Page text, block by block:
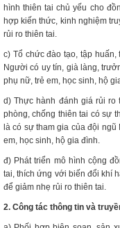
hình thiên tai chủ yếu cho
hợp kiến thức, kinh nghiệm
rủi ro thiên tai.
c) Tổ chức đào tạo, tập
Người có uy tín, già làng,
phụ nữ, trẻ em, học sinh, hộ
d) Thực hành đánh giá rủi ro
phòng, chống thiên tai có sự
là có sự tham gia của đội
em, học sinh, hộ gia đình.
đ) Phát triển mô hình cộng
tai, thích ứng với biến đổi khí
để giảm nhẹ rủi ro thiên tai.
2. Công tác thông tin và